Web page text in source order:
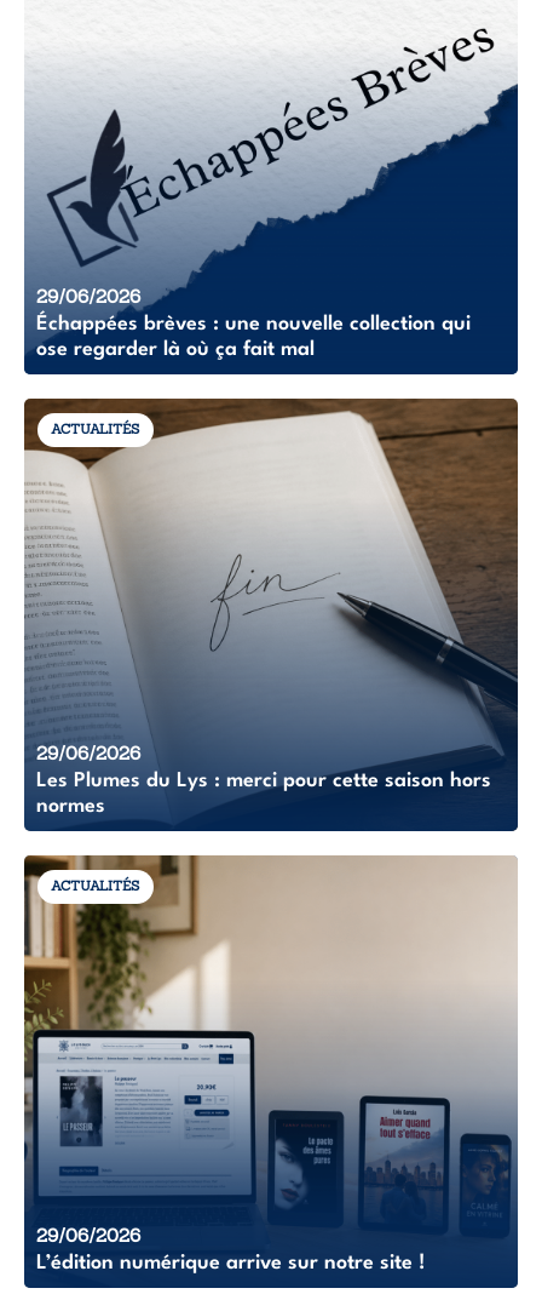
29/06/2026
Échappées brèves : une nouvelle collection qui
ose regarder là où ça fait mal
ACTUALITÉS
29/06/2026
Les Plumes du Lys : merci pour cette saison hors
normes
ACTUALITÉS
29/06/2026
L’édition numérique arrive sur notre site !